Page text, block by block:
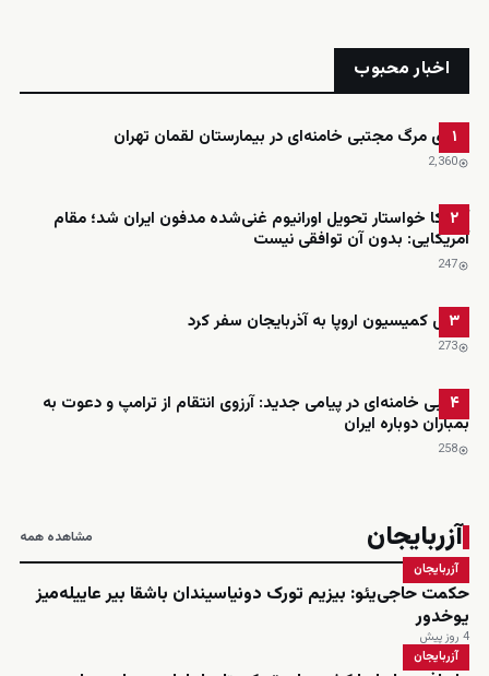
اخبار محبوب
۱
ادعای مرگ مجتبی خامنه‌ای در بیمارستان لقمان تهران
2٬360
۲
آمریکا خواستار تحویل اورانیوم غنی‌شده مدفون ایران شد؛ مقام
آمریکایی: بدون آن توافقی نیست
247
۳
رئیس کمیسیون اروپا به آذربایجان سفر کرد
273
۴
مجتبی خامنه‌ای در پیامی جدید: آرزوی انتقام از ترامپ و دعوت به
بمباران دوباره ایران
258
آزربایجان مشاهده همه
آزربایجان
حکمت حاجی‌یئو: بیزیم تورک دونیاسیندان باشقا بیر عاییله‌میز
یوخدور
4 روز پیش
آزربایجان